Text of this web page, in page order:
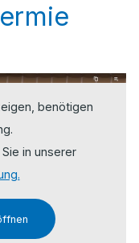
benötigen
in unserer